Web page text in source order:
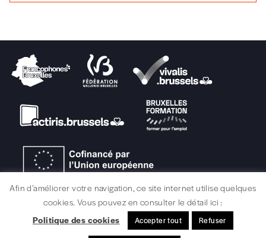
MENTIONS LÉGALES / CRÉDITS
Afin d’améliorer votre navigation, ce site internet utilise quelques
cookies. Vous pouvez en consulter le détail ici :
Politique des cookies
Accepter tout Refuser